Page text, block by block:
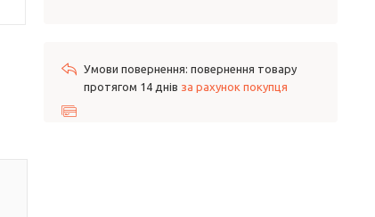
повернення товару
протягом 14 днів за рахунок покупця